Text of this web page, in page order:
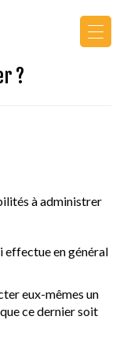
?
à administrer
effectue en général
eux-mêmes un
ce dernier soit